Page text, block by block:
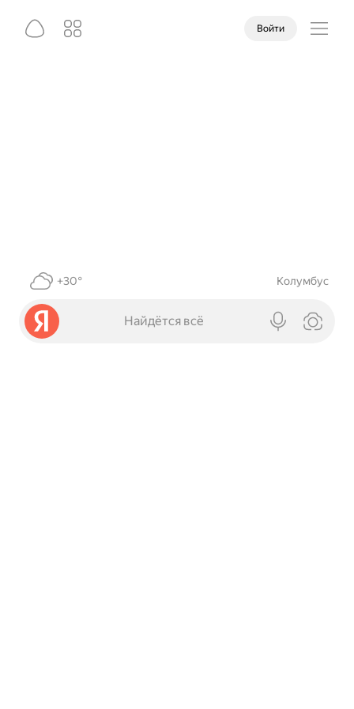
Войти
+30° Колумбус
Найдётся всё